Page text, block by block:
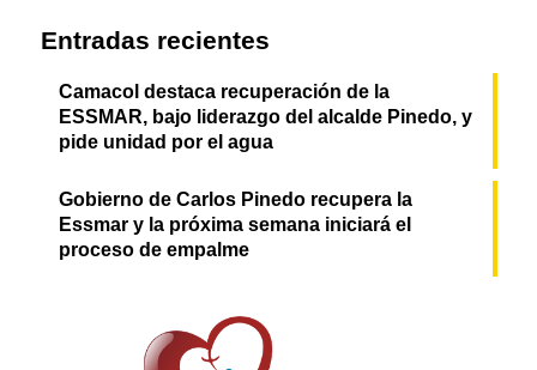
Entradas recientes
Camacol destaca recuperación de la
ESSMAR, bajo liderazgo del alcalde Pinedo, y
pide unidad por el agua
Gobierno de Carlos Pinedo recupera la
Essmar y la próxima semana iniciará el
proceso de empalme